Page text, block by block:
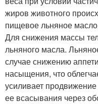
жиров животного
пищевое льняное
Для снижения массы
льняного масла.
случае снижению
насыщения, что
усиливает
ее всасывания через